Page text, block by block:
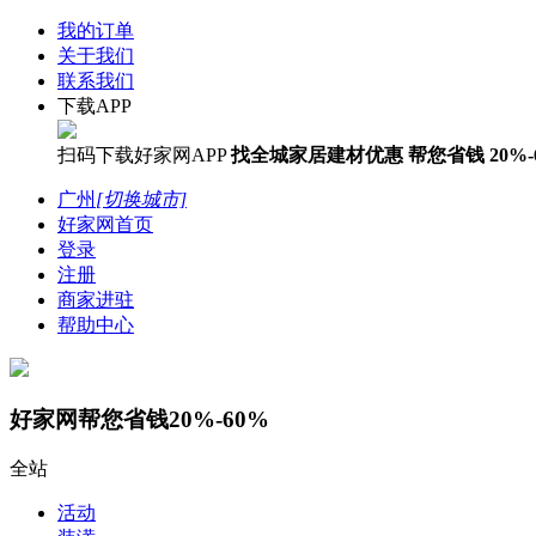
我的订单
关于我们
联系我们
下载APP
扫码下载好家网APP 找全城家居建材优惠 帮您省钱
广州 [切换城市]
好家网首页
登录
注册
商家进驻
帮助中心
好家网帮您省钱20%-60%
全站
活动